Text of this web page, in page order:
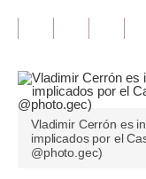
Finanzas Personales
Plus G
Opinión
Editorial
Vladimir Cerrón es
implicados por el
@photo.gec)